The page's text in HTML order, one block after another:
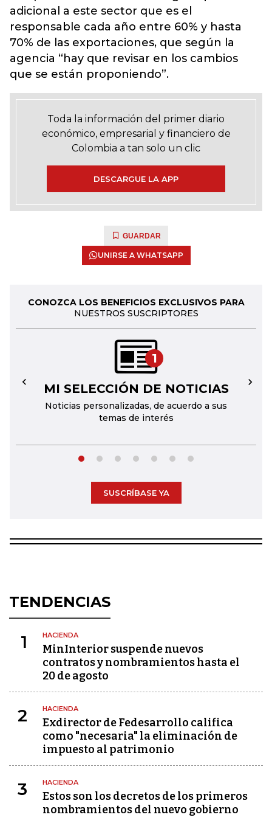
adicional a este sector que es el
responsable cada año entre 60% y hasta
70% de las exportaciones, que según la
agencia “hay que revisar en los cambios
que se están proponiendo”.
Toda la información del primer diario
económico, empresarial y financiero de
Colombia a tan solo un clic
DESCARGUE LA APP
GUARDAR
UNIRSE A WHATSAPP
CONOZCA LOS BENEFICIOS EXCLUSIVOS PARA
NUESTROS SUSCRIPTORES
1
MI SELECCIÓN DE NOTICIAS
Noticias personalizadas, de acuerdo a sus
temas de interés
← →
SUSCRÍBASE YA
TENDENCIAS
1 HACIENDA
MinInterior suspende nuevos
contratos y nombramientos hasta el
20 de agosto
2 HACIENDA
Exdirector de Fedesarrollo califica
como "necesaria" la eliminación de
impuesto al patrimonio
3 HACIENDA
Estos son los decretos de los primeros
nombramientos del nuevo gobierno